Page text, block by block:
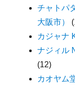
チャトパ
大阪市）
カジャナ
ナジィル
(12)
カオヤム